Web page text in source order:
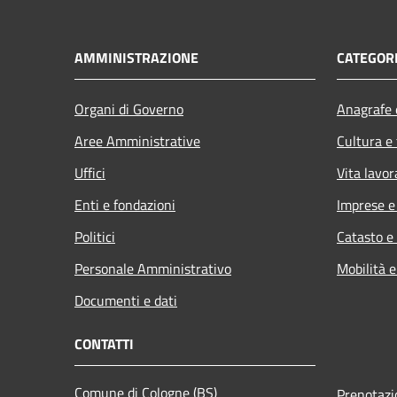
AMMINISTRAZIONE
Organi di Governo
Aree Amministrative
Uffici
Enti e fondazioni
Politici
Personale Amministrativo
Documenti e dati
Cultura
Vita
Imprese
Catasto
Mobilità
CONTATTI
Comune di Cologne (BS)